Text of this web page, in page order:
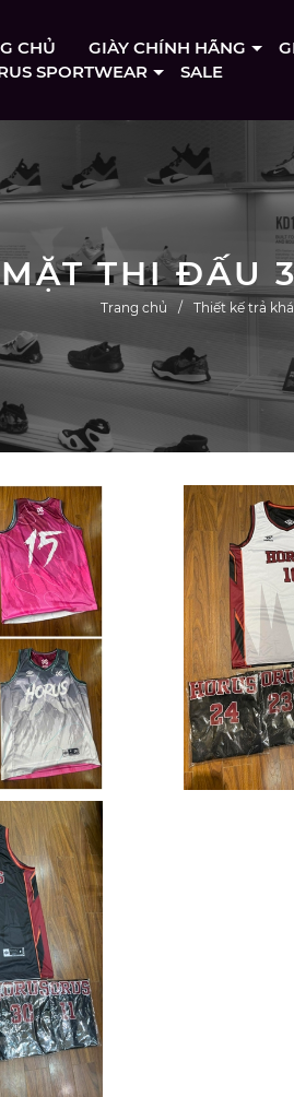
CHỦ GIÀY CHÍNH HÃNG
SPORTWEAR
SALE
THI ĐẤU
Trang chủ Thiết kế trả